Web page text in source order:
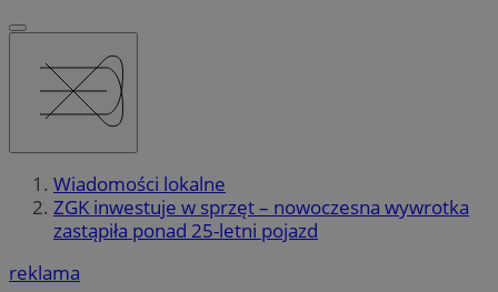
Wiadomości lokalne
ZGK inwestuje w sprzęt – nowoczesna wywrotka
zastąpiła ponad 25-letni pojazd
reklama